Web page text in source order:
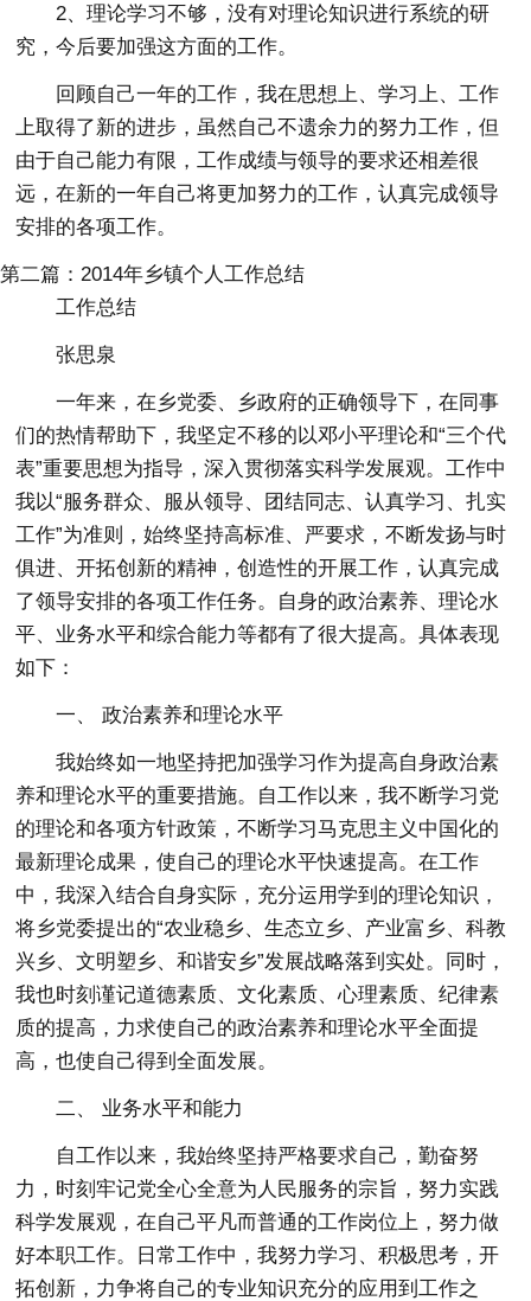
2、理论学习不够，没有对理论知识进行系统的研
究，今后要加强这方面的工作。
回顾自己一年的工作，我在思想上、学习上、工作
上取得了新的进步，虽然自己不遗余力的努力工作，但
由于自己能力有限，工作成绩与领导的要求还相差很
远，在新的一年自己将更加努力的工作，认真完成领导
安排的各项工作。
第二篇：2014年乡镇个人工作总结
工作总结
张思泉
一年来，在乡党委、乡政府的正确领导下，在同事
们的热情帮助下，我坚定不移的以邓小平理论和“三个代
表”重要思想为指导，深入贯彻落实科学发展观。工作中
我以“服务群众、服从领导、团结同志、认真学习、扎实
工作”为准则，始终坚持高标准、严要求，不断发扬与时
俱进、开拓创新的精神，创造性的开展工作，认真完成
了领导安排的各项工作任务。自身的政治素养、理论水
平、业务水平和综合能力等都有了很大提高。具体表现
如下：
一、 政治素养和理论水平
我始终如一地坚持把加强学习作为提高自身政治素
养和理论水平的重要措施。自工作以来，我不断学习党
的理论和各项方针政策，不断学习马克思主义中国化的
最新理论成果，使自己的理论水平快速提高。在工作
中，我深入结合自身实际，充分运用学到的理论知识，
将乡党委提出的“农业稳乡、生态立乡、产业富乡、科教
兴乡、文明塑乡、和谐安乡”发展战略落到实处。同时，
我也时刻谨记道德素质、文化素质、心理素质、纪律素
质的提高，力求使自己的政治素养和理论水平全面提
高，也使自己得到全面发展。
二、 业务水平和能力
自工作以来，我始终坚持严格要求自己，勤奋努
力，时刻牢记党全心全意为人民服务的宗旨，努力实践
科学发展观，在自己平凡而普通的工作岗位上，努力做
好本职工作。日常工作中，我努力学习、积极思考，开
拓创新，力争将自己的专业知识充分的应用到工作之